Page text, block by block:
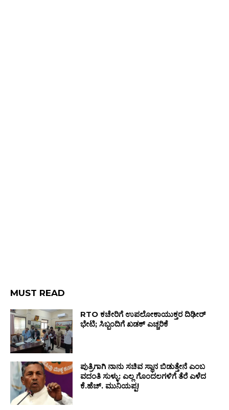
MUST READ
RTO ಕಚೇರಿಗೆ ಉಪಲೋಕಾಯುಕ್ತರ ದಿಢೀರ್
ಭೇಟಿ; ಸಿಬ್ಬಂದಿಗೆ ಖಡಕ್ ಎಚ್ಚರಿಕೆ
ಪುತ್ರಿಗಾಗಿ ನಾನು ಸಚಿವ ಸ್ಥಾನ ಬಿಡುತ್ತೇನೆ ಎಂಬ
ವದಂತಿ ಸುಳ್ಳು: ಎಲ್ಲ ಗೊಂದಲಗಳಿಗೆ ತೆರೆ ಎಳೆದ
ಕೆ.ಹೆಚ್. ಮುನಿಯಪ್ಪ!